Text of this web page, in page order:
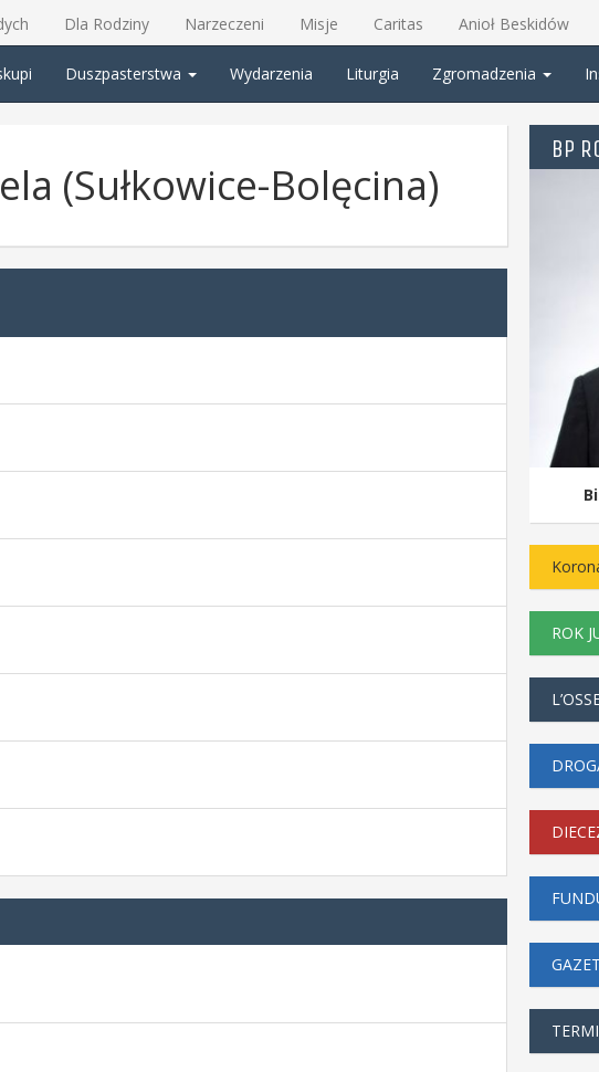
Dla Rodziny Narzeczeni Misje Caritas Anioł Beskidów
Duszpasterstwa Wydarzenia Liturgia Zgromadzenia
(Sułkowice-Bolęcina)
BP
ROK